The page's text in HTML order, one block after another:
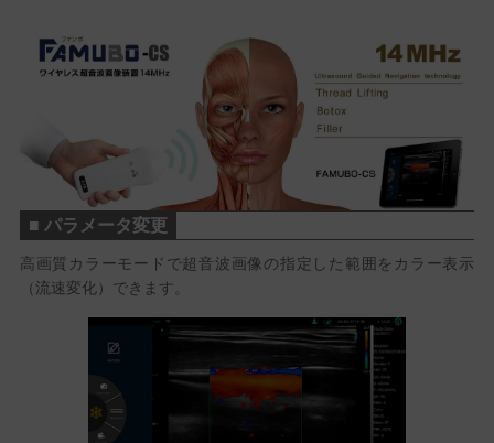
■ パラメータ変更
高画質カラーモードで超音波画像の指定した範囲をカラー表示
（流速変化）できます。